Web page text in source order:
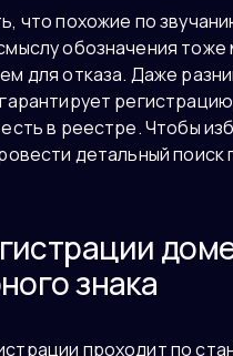
что похожие по
обозначения тоже
для отказа. Даже
в реестре. Чтобы
детальный поиск
знака
проходит по